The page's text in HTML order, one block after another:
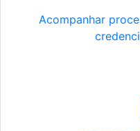
Acompanhar